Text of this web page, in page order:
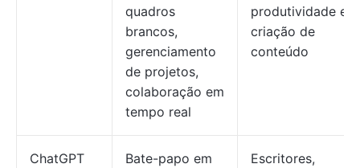
quadros
brancos,
gerenciamento
de projetos,
colaboração em
tempo real
produtividade e
criação de
conteúdo
ChatGPT
Bate-papo em
Escritores,